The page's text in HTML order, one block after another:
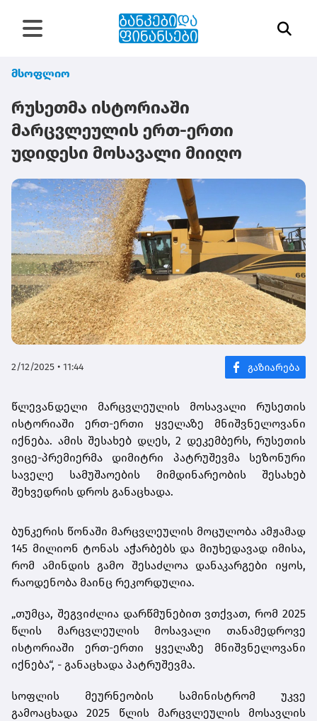
მსოფლიო
რუსეთმა ისტორიაში
მარცვლეულის ერთ-ერთი
უდიდესი მოსავალი მიიღო
2/12/2025 • 11:44
წლევანდელი მარცვლეულის მოსავალი რუსეთის
ისტორიაში ერთ-ერთი ყველაზე მნიშვნელოვანი
იქნება. ამის შესახებ დღეს, 2 დეკემბერს, რუსეთის
ვიცე-პრემიერმა დიმიტრი პატრუშევმა სეზონური
საველე სამუშაოების მიმდინარეობის შესახებ
შეხვედრის დროს განაცხადა.
ბუნკერის წონაში მარცვლეულის მოცულობა ამჟამად
145 მილიონ ტონას აჭარბებს და მიუხედავად იმისა,
რომ ამინდის გამო შესაძლოა დანაკარგები იყოს,
რაოდენობა მაინც რეკორდულია.
„თუმცა, შეგვიძლია დარწმუნებით ვთქვათ, რომ 2025
წლის მარცვლეულის მოსავალი თანამედროვე
ისტორიაში ერთ-ერთი ყველაზე მნიშვნელოვანი
იქნება“, - განაცხადა პატრუშევმა.
სოფლის მეურნეობის სამინისტრომ უკვე
გამოაცხადა 2025 წლის მარცვლეულის მოსავლის